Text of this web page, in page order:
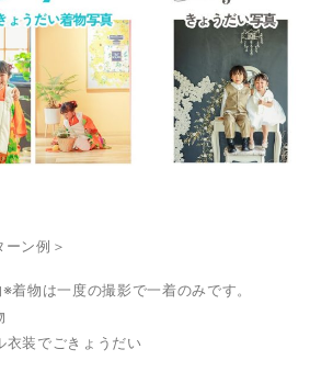
ーン例＞
着物は一度の撮影で一着のみです。
衣装でごきょうだい